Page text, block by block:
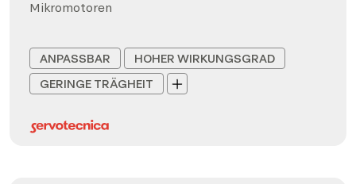
Mikromotoren
ANPASSBAR
HOHER WIRKUNGSGRAD
GERINGE TRÄGHEIT